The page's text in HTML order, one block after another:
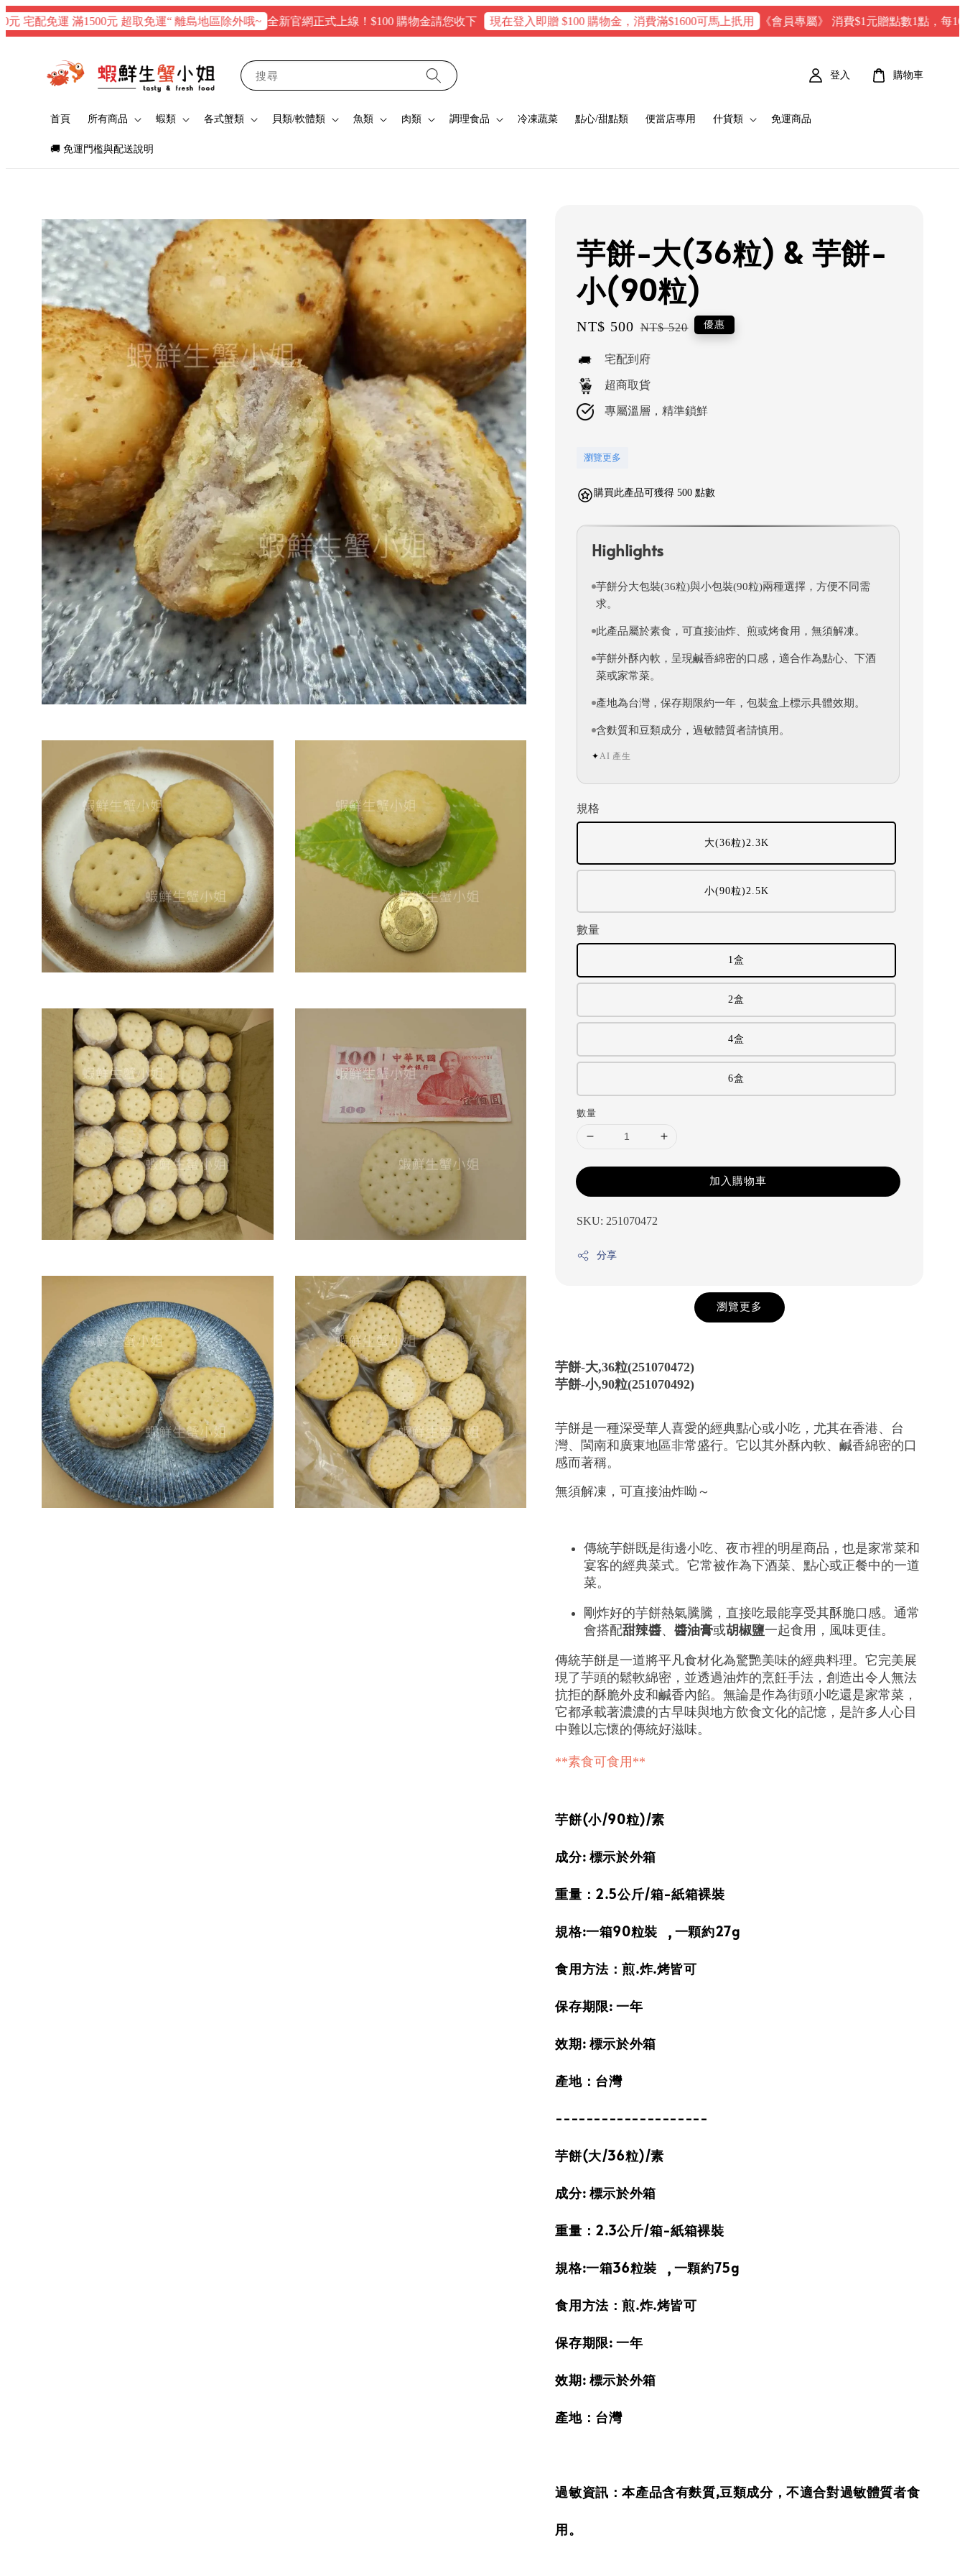
運 滿1500元 超取免運“ 離島地區除外哦~ 全新官網正式上線！$100 購物金請您收下 現在登入即贈 $100 購物金，消費滿$1600可馬上扺用 《會員專屬》 消費$1元贈點數1點，每100 點 = 1
搜尋
首頁 所有商品 蝦類 各式蟹類 貝類/軟體類 魚類 肉類 調理食品 冷凍蔬菜 點心/甜點類 便當店專用 什貨類 免運商品
🚚 免運門檻與配送說明
登入 購物車
芋餅-大(36粒) & 芋餅-
小(90粒)
Sale
NT$ 500 Regular
NT$ 520 優惠
宅配到府
超商取貨
專屬溫層，精準鎖鮮
瀏覽更多
購買此產品可獲得 500 點數
Highlights
芋餅分大包裝(36粒)與小包裝(90粒)兩種選擇，方便不同需
求。
此產品屬於素食，可直接油炸、煎或烤食用，無須解凍。
芋餅外酥內軟，呈現鹹香綿密的口感，適合作為點心、下酒
菜或家常菜。
產地為台灣，保存期限約一年，包裝盒上標示具體效期。
含麩質和豆類成分，過敏體質者請慎用。
✦ AI 產生
規格
大(36粒)2.3K
小(90粒)2.5K
數量
1盒
2盒
4盒
6盒
數量
加入購物車
SKU: 251070472
分享
瀏覽更多
芋餅-大,36粒(251070472)
芋餅-小,90粒(251070492)
芋餅是一種深受華人喜愛的經典點心或小吃，尤其在香港、台
灣、閩南和廣東地區非常盛行。它以其外酥內軟、鹹香綿密的口
感而著稱。
無須解凍，可直接油炸呦～
傳統芋餅既是街邊小吃、夜市裡的明星商品，也是家常菜和
宴客的經典菜式。它常被作為下酒菜、點心或正餐中的一道
菜。
剛炸好的芋餅熱氣騰騰，直接吃最能享受其酥脆口感。通常
會搭配甜辣醬、醬油膏或胡椒鹽一起食用，風味更佳。
傳統芋餅是一道將平凡食材化為驚艷美味的經典料理。它完美展
現了芋頭的鬆軟綿密，並透過油炸的烹飪手法，創造出令人無法
抗拒的酥脆外皮和鹹香內餡。無論是作為街頭小吃還是家常菜，
它都承載著濃濃的古早味與地方飲食文化的記憶，是許多人心目
中難以忘懷的傳統好滋味。
**素食可食用**
芋餅(小/90粒)/素
成分: 標示於外箱
重量：2.5公斤/箱-紙箱裸裝
規格:一箱90粒裝 ‚ 一顆約27g
食用方法：煎.炸.烤皆可
保存期限: 一年
效期: 標示於外箱
產地：台灣
--------------------
芋餅(大/36粒)/素
成分: 標示於外箱
重量：2.3公斤/箱-紙箱裸裝
規格:一箱36粒裝 ‚ 一顆約75g
食用方法：煎.炸.烤皆可
保存期限: 一年
效期: 標示於外箱
產地：台灣
過敏資訊：本產品含有麩質,豆類成分，不適合對過敏體質者食
用。